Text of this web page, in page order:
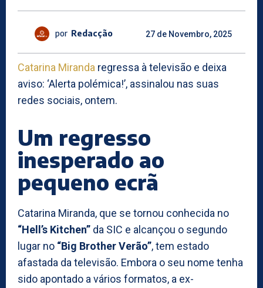
por Redacção 27 de Novembro, 2025
Catarina Miranda regressa à televisão e deixa
aviso: ‘Alerta polémica!’, assinalou nas suas
redes sociais, ontem.
Um regresso
inesperado ao
pequeno ecrã
Catarina Miranda, que se tornou conhecida no
“Hell’s Kitchen” da SIC e alcançou o segundo
lugar no “Big Brother Verão”, tem estado
afastada da televisão. Embora o seu nome tenha
sido apontado a vários formatos, a ex-